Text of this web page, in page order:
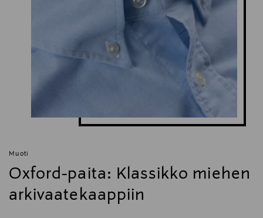
Muoti
Oxford-paita: Klassikko miehen
arkivaatekaappiin